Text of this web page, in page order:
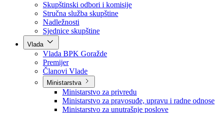
Poslanici po strankama
Poslanici po klubovima naroda
Kolegij skupštine
Skupštinski odbori i komisije
Stručna služba skupštine
Nadležnosti
Sjednice skupštine
Vlada
Vlada BPK Goražde
Premijer
Članovi Vlade
Ministarstva